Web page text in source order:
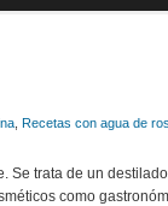
Recetas con agua de
Se trata de un
como